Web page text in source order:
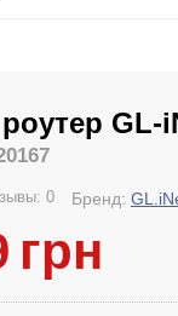
GL-
0 Бренд:
грн